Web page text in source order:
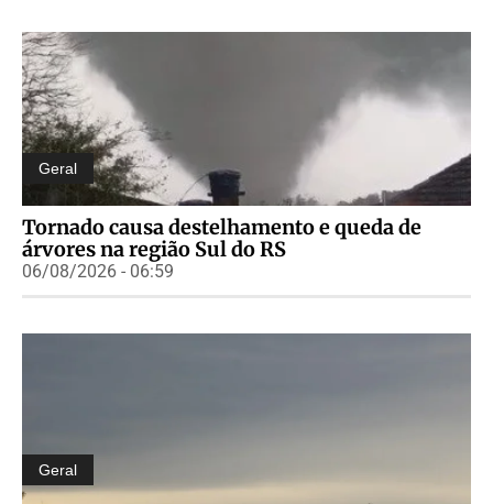
Geral
Tornado causa destelhamento e queda de
árvores na região Sul do RS
06/08/2026 - 06:59
Geral